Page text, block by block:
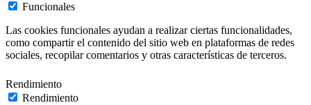
Funcionales
Las cookies funcionales ayudan a realizar ciertas funcionalidades,
como compartir el contenido del sitio web en plataformas de redes
sociales, recopilar comentarios y otras características de terceros.
Rendimiento
Rendimiento